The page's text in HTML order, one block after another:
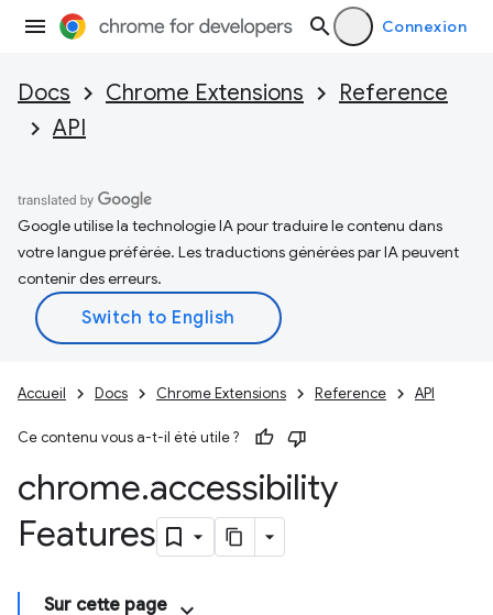
Connexion
Docs Chrome Extensions
Reference
API
Google utilise la technologie IA pour traduire le contenu dans
votre langue préférée. Les traductions générées par IA peuvent
contenir des erreurs.
Accueil Docs Chrome Extensions Reference API
Ce contenu vous a-t-il été utile ?
chrome.accessibility
Features
Sur cette page